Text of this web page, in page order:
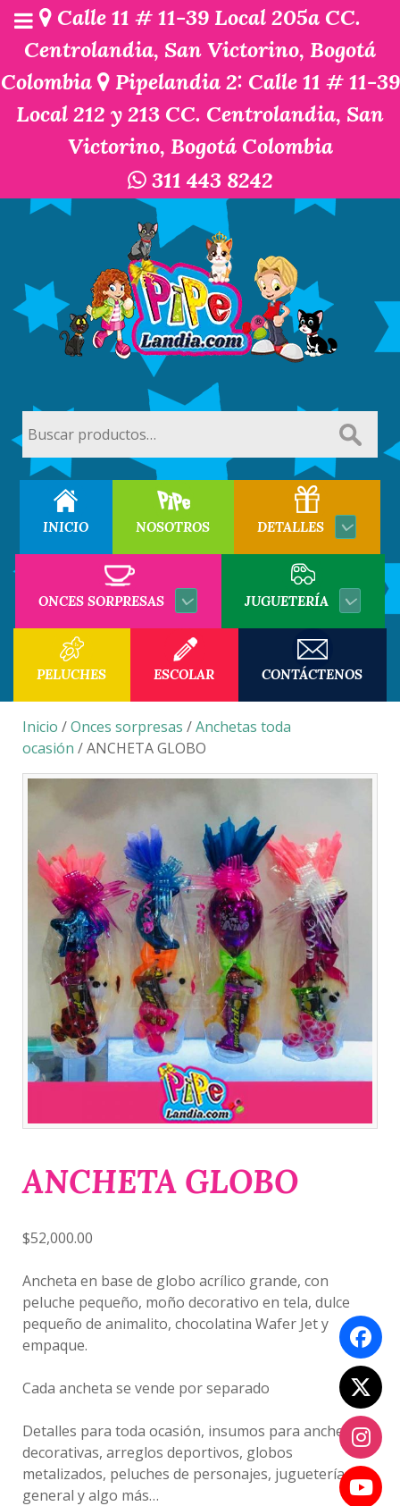
Calle 11 # 11-39 Local 205a CC.
Centrolandia, San Victorino, Bogotá
Colombia
Pipelandia 2: Calle 11 # 11-39
Local 212 y 213 CC. Centrolandia, San
Victorino, Bogotá Colombia
311 443 8242
por:
INICIO NOSOTROS DETALLES
ONCES SORPRESAS JUGUETERÍA
PELUCHES ESCOLAR CONTÁCTENOS
Inicio /Onces sorpresas /Anchetas toda
ocasión / ANCHETA GLOBO
ANCHETA GLOBO
$52,000.00
Ancheta en base de globo acrílico grande, con
peluche pequeño, moño decorativo en tela, dulce
pequeño de animalito, chocolatina Wafer Jet y
empaque.
Cada ancheta se vende por separado
Detalles para toda ocasión, insumos para anchetas
decorativas, arreglos deportivos, globos
metalizados, peluches de personajes, juguetería
general y algo más…